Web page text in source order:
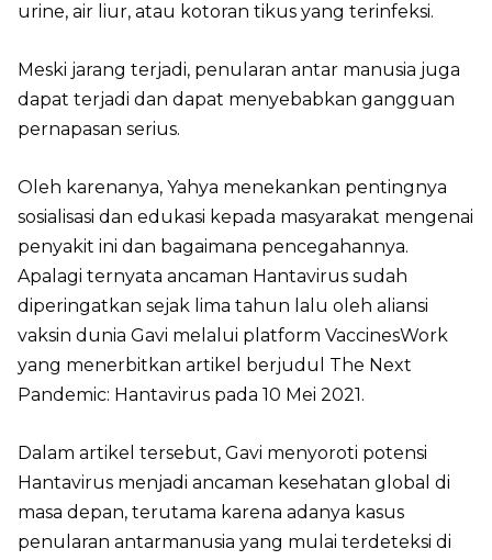
urine, air liur, atau kotoran tikus yang terinfeksi.
Meski jarang terjadi, penularan antar manusia juga
dapat terjadi dan dapat menyebabkan gangguan
pernapasan serius.
Oleh karenanya, Yahya menekankan pentingnya
sosialisasi dan edukasi kepada masyarakat mengenai
penyakit ini dan bagaimana pencegahannya.
Apalagi ternyata ancaman Hantavirus sudah
diperingatkan sejak lima tahun lalu oleh aliansi
vaksin dunia Gavi melalui platform VaccinesWork
yang menerbitkan artikel berjudul The Next
Pandemic: Hantavirus pada 10 Mei 2021.
Dalam artikel tersebut, Gavi menyoroti potensi
Hantavirus menjadi ancaman kesehatan global di
masa depan, terutama karena adanya kasus
penularan antarmanusia yang mulai terdeteksi di